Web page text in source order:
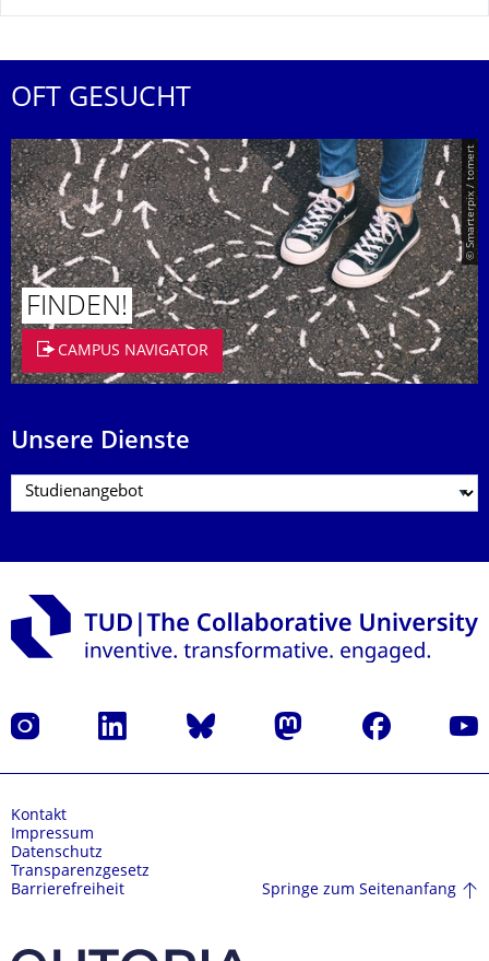
OFT GESUCHT
© Smarterpix / tomert
FINDEN!
CAMPUS NAVIGATOR
Unsere Dienste
Instagram LinkedIn Bluesky Mastodon Facebook
Kontakt
Impressum
Datenschutz
Transparenzgesetz
Barrierefreiheit
Springe zum Seitenanfang